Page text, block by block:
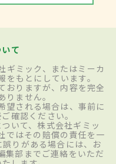
て
ギミック、またはミーカ
もとにしています。
おりますが、内容を完全
りません。
望される場合は、事前に
確認ください。
いて、株式会社ギミッ
ではその賠償の責任を一
りがある場合には、お
集部までご連絡をいただ